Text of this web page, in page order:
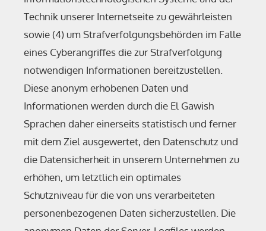
Technik unserer Internetseite zu gewährleisten
sowie (4) um Strafverfolgungsbehörden im Falle
eines Cyberangriffes die zur Strafverfolgung
notwendigen Informationen bereitzustellen.
Diese anonym erhobenen Daten und
Informationen werden durch die El Gawish
Sprachen daher einerseits statistisch und ferner
mit dem Ziel ausgewertet, den Datenschutz und
die Datensicherheit in unserem Unternehmen zu
erhöhen, um letztlich ein optimales
Schutzniveau für die von uns verarbeiteten
personenbezogenen Daten sicherzustellen. Die